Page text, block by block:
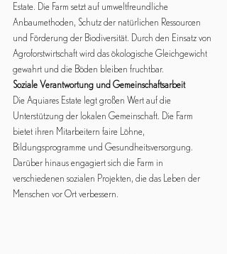
Estate. Die Farm setzt auf umweltfreundliche
Anbaumethoden, Schutz der natürlichen Ressourcen
und Förderung der Biodiversität. Durch den Einsatz von
Agroforstwirtschaft wird das ökologische Gleichgewicht
gewahrt und die Böden bleiben fruchtbar.
Soziale Verantwortung und Gemeinschaftsarbeit
Die Aquiares Estate legt großen Wert auf die
Unterstützung der lokalen Gemeinschaft. Die Farm
bietet ihren Mitarbeitern faire Löhne,
Bildungsprogramme und Gesundheitsversorgung.
Darüber hinaus engagiert sich die Farm in
verschiedenen sozialen Projekten, die das Leben der
Menschen vor Ort verbessern.